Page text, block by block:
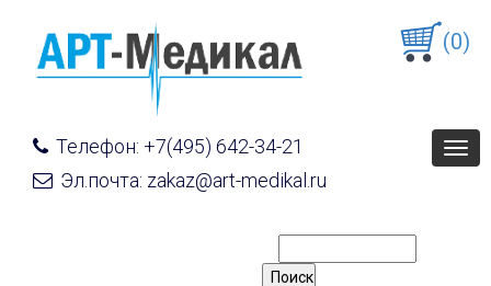
Телефон: +7(495) 642-34-21
Эл.почта: zakaz@art-medikal.ru
(0)